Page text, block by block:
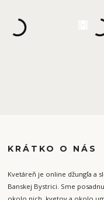
KRÁTKO O NÁS
Kvetáreň je online džungľa a
Banskej Bystrici. Sme